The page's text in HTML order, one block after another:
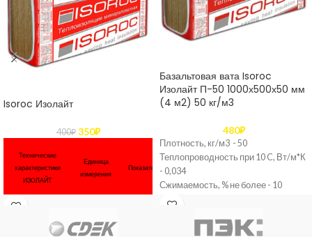
Isoroc Изолайт
400₽ 350₽
Технические
характеристики
ИЗОЛАЙТ
Единица
измерения
Показатель
Базальтовая вата Isoroc
Изолайт П-50 1000х500х50 мм
(4 м2) 50 кг/м3
480₽
Плотность, кг/м3 - 50
Теплопроводность при 10 C, Вт/м*К
- 0,034
Сжимаемость, % не более - 10
Водопоглощение, кг/м2 - 1,0
более - 2,5